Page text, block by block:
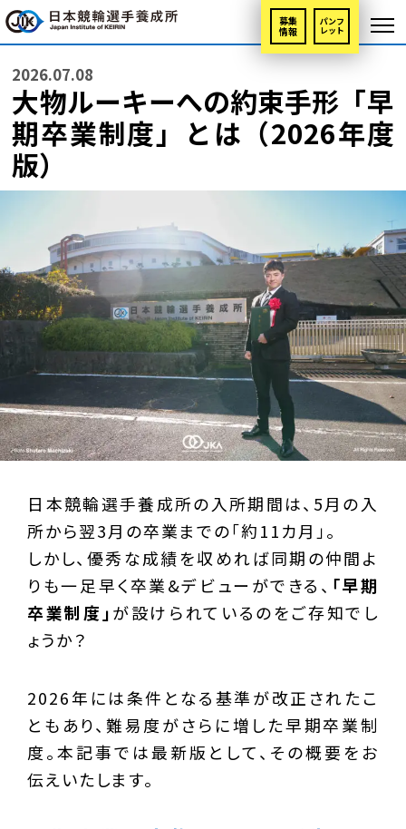
募集
情報
パンフ
レット
2026.07.08
大物ルーキーへの約束手形「早
期卒業制度」とは（2026年度
版）
日本競輪選手養成所の入所期間は、5月の入
所から翌3月の卒業までの「約11カ月」。
しかし、優秀な成績を収めれば同期の仲間よ
りも一足早く卒業&デビューができる、 「早期
卒業制度」が設けられているのをご存知でし
ょうか？
2026年には条件となる基準が改正されたこ
ともあり、難易度がさらに増した早期卒業制
度。本記事では最新版として、その概要をお
伝えいたします。